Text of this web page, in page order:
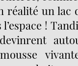
réalité un lac
!